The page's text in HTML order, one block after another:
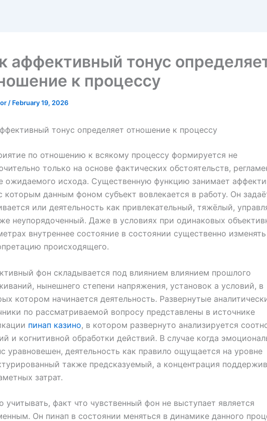
аффективный тонус
к процессу
/ February 19, 2026
тонус определяет отношение к процессу
по отношению к всякому процессу формируется не
только на основе фактических обстоятельств,
ожидаемого исхода. Существенную функцию занимает
которым данным фоном субъект вовлекается в работу. Он
или деятельность как привлекательный, тяжёлый,
неупорядоченный. Даже в условиях при одинаковых
внутреннее состояние в состоянии существенно изменять
происходящего.
фон складывается под влиянием влиянием прошлого
нынешнего степени напряжения, установок а условий, в
котором начинается деятельность. Развернутые
по рассматриваемой вопросу представлены в источнике
пинап казино, в котором развернуто анализируется
и когнитивной обработки действий. В случае когда
уравновешен, деятельность как правило ощущается на уровне
также предсказуемый, а концентрация
затрат.
учитывать, факт что чувственный фон не выступает является
Он пинап в состоянии меняться в динамике данного